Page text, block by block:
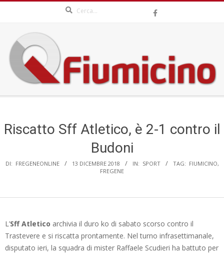
content
QFIUMICINO.COM
Menu
Riscatto Sff Atletico, è 2-1 contro il
Budoni
DI: FREGENEONLINE 13 DICEMBRE 2018 IN: SPORT TAG: FIUMICINO,
FREGENE
L’Sff Atletico archivia il duro ko di sabato scorso contro il
Trastevere e si riscatta prontamente. Nel turno infrasettimanale,
disputato ieri, la squadra di mister Raffaele Scudieri ha battuto per